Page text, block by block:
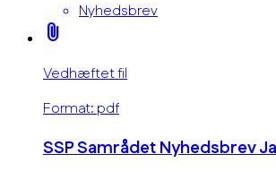
Nyhedsbrev
attach_file
Vedhæftet fil
Format: pdf
SSP Samrådet Nyhedsbrev